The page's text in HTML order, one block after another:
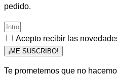
pedido.
Acepto recibir las
¡ME SUSCRIBO!
Te prometemos que no